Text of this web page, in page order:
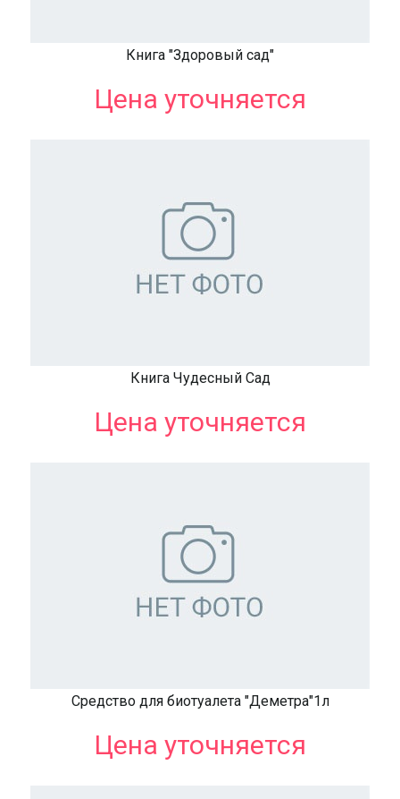
Книга "Здоровый сад"
Цена уточняется
Книга Чудесный Сад
Цена уточняется
Средство для биотуалета "Деметра"1л
Цена уточняется